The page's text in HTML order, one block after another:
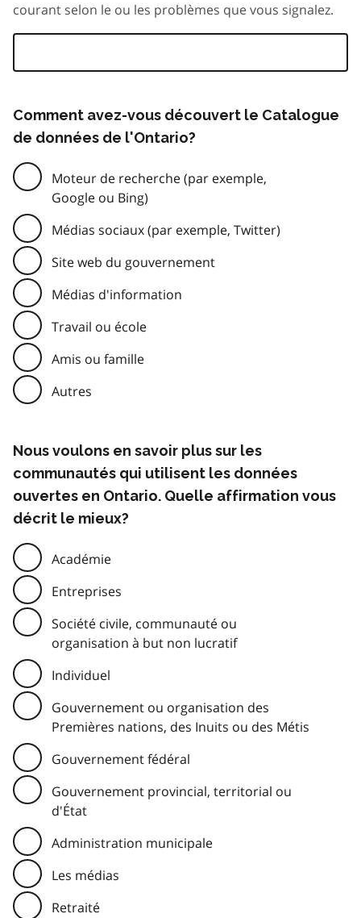
courant selon le ou les problèmes que vous signalez.
Comment avez-vous découvert le Catalogue
de données de l'Ontario?
Moteur de recherche (par exemple,
Google ou Bing)
Médias sociaux (par exemple, Twitter)
Site web du gouvernement
Médias d'information
Travail ou école
Amis ou famille
Autres
Nous voulons en savoir plus sur les
communautés qui utilisent les données
ouvertes en Ontario. Quelle affirmation vous
décrit le mieux?
Académie
Entreprises
Société civile, communauté ou
organisation à but non lucratif
Individuel
Gouvernement ou organisation des
Premières nations, des Inuits ou des Métis
Gouvernement fédéral
Gouvernement provincial, territorial ou
d'État
Administration municipale
Les médias
Retraité